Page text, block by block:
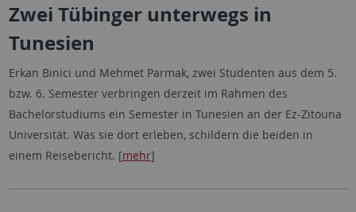
Zwei Tübinger unterwegs in
Tunesien
Erkan Binici und Mehmet Parmak, zwei Studenten aus dem 5.
bzw. 6. Semester verbringen derzeit im Rahmen des
Bachelorstudiums ein Semester in Tunesien an der Ez-Zitouna
Universität. Was sie dort erleben, schildern die beiden in
einem Reisebericht. [mehr]